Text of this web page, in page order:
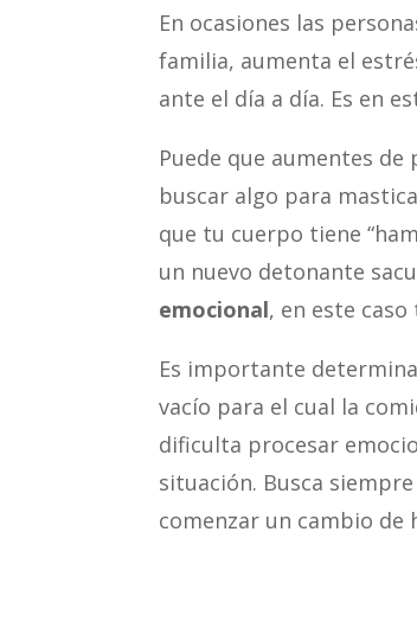
En ocasiones las
familia, aumenta el
ante el día a día. Es en
Puede que aumentes de
buscar algo para
que tu cuerpo tiene
un nuevo detonante
emocional, en este
Es importante
vacío para el cual la
dificulta procesar
situación. Busca
comenzar un cambio de